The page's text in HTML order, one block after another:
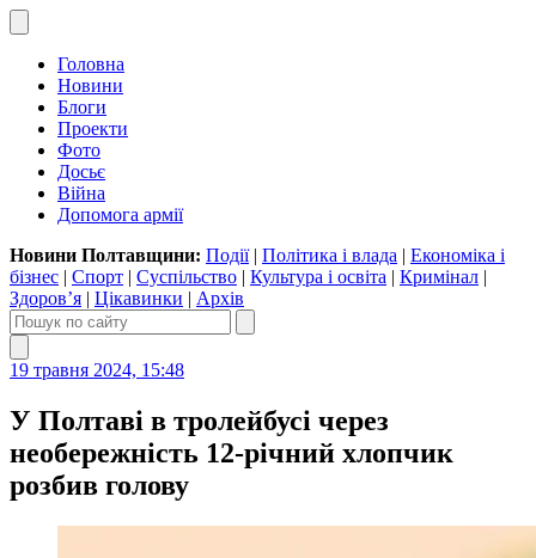
Головна
Новини
Блоги
Проекти
Фото
Досьє
Війна
Допомога армії
Новини Полтавщини: Події| Політика і влада | Економіка і
бізнес | Спорт | Суспільство | Культура і освіта | Кримінал |
Здоров’я | Цікавинки | Архів
19 травня 2024, 15:48
У Полтаві в тролейбусі через
необережність 12-річний хлопчик
розбив голову